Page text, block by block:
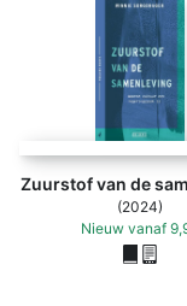
Zuurstof van de
(2024)
Nieuw vanaf